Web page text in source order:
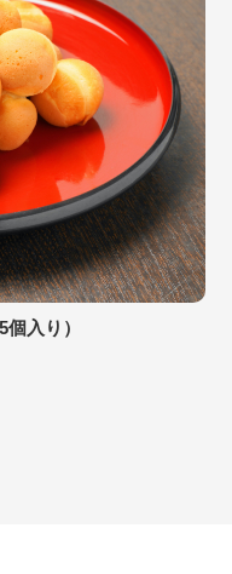
入り）